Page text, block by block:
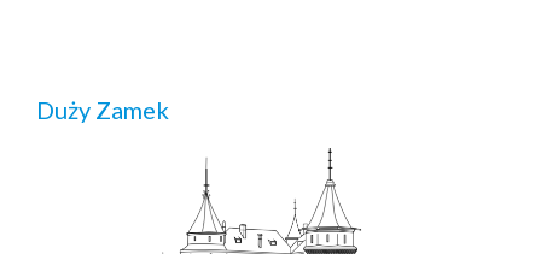
Duży Zamek